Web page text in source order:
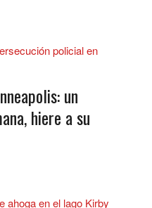
un
hiere a su